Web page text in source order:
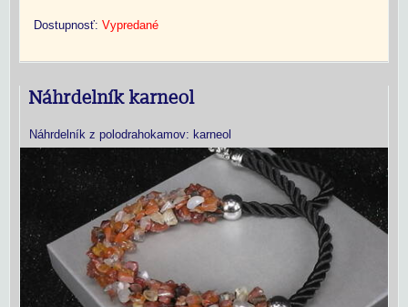
Dostupnosť: Vypredané
Náhrdelník karneol
Náhrdelník z polodrahokamov: karneol